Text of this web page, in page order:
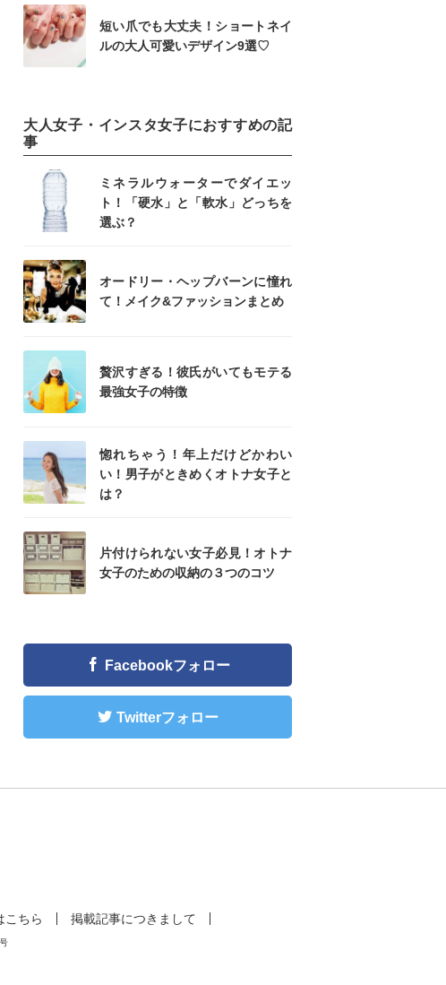
短い爪でも大丈夫！ショートネイ
ルの大人可愛いデザイン9選♡
大人女子・インスタ女子におすすめの記
事
ミネラルウォーターでダイエッ
ト！「硬水」と「軟水」どっちを
選ぶ？
オードリー・ヘップバーンに憧れ
て！メイク&ファッションまとめ
贅沢すぎる！彼氏がいてもモテる
最強女子の特徴
惚れちゃう！年上だけどかわい
い！男子がときめくオトナ女子と
は？
片付けられない女子必見！オトナ
女子のための収納の３つのコツ
Facebookフォロー
Twitterフォロー
こちら 掲載記事につきまして